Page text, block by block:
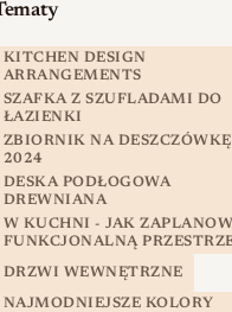
KITCHEN DESIGN
ARRANGEMENTS
SZAFKA Z SZUFLADAMI DO
ŁAZIENKI
ZBIORNIK NA DESZCZÓWKĘ
2024
DESKA PODŁOGOWA
DREWNIANA
W KUCHNI - JAK
FUNKCJONALNĄ
DRZWI WEWNĘTRZNE
NAJMODNIEJSZE KOLORY